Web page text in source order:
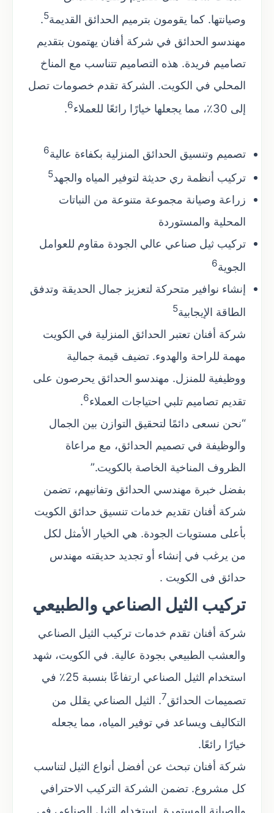
وصيانتها. كما يقومون بترميم الحدائق القديمة5
.
مهندسو الحدائق في شركة أفنان يهتمون بتقديم
تصاميم فريدة. هذه التصاميم تتناسب مع المناخ
المحلي في الكويت. الشركة تقدم خصومات تصل
إلى 30٪، مما يجعلها خيارًا رائعًا للعملاء
6
.
تصميم وتنسيق الحدائق المنزلية بكفاءة عالية6
تركيب أنظمة ري حديثة لتوفير المياه والجهد5
زراعة وصيانة مجموعة متنوعة من النباتات
المحلية والمستوردة
تركيب ثيل صناعي عالي الجودة مقاوم للعوامل
الجوية6
إنشاء نوافير متحركة لتعزيز جمال الحديقة وتدفق
الطاقة الإيجابية5
شركة أفنان تعتبر الحدائق المنزلية في الكويت
مهمة للراحة والهدوء. تضيف قيمة جمالية
ووظيفية للمنزل. مهندسو الحدائق يحرصون على
تقديم تصاميم تلبي احتياجات العملاء6
.
“نحن نسعى دائمًا لتحقيق التوازن بين الجمال
والوظيفة في تصميم الحدائق، مع مراعاة
الظروف المناخية الخاصة بالكويت.”
بفضل خبرة مهندسي الحدائق وتفانيهم، تضمن
شركة أفنان تقديم خدمات تنسيق حدائق الكويت
بأعلى مستويات الجودة. هي الخيار الأمثل لكل
من يرغب في إنشاء أو تجديد حديقته مهندس
حدائق فى الكويت .
تركيب الثيل الصناعي والطبيعي
شركة أفنان تقدم خدمات تركيب الثيل الصناعي
والعشب الطبيعي بجودة عالية. في الكويت، شهد
استخدام الثيل الصناعي ارتفاعًا بنسبة 25٪ في
تصميمات الحدائق7. الثيل الصناعي يقلل من
التكاليف ويساعد في توفير المياه، مما يجعله
خيارًا رائعًا.
شركة أفنان تبحث عن أفضل أنواع الثيل لتناسب
كل مشروع. تضمن الشركة التركيب الاحترافي
والصيانة المستمرة. استخدام الثيل الصناعي في